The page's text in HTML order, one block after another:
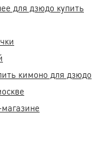
для дзюдо купить
кимоно для дзюдо